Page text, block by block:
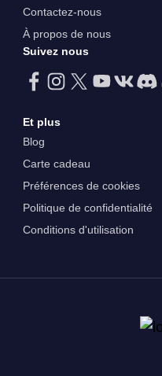
Contactez-nous
À propos de nous
Suivez nous
Et plus
Blog
Carte cadeau
Préférences de cookies
Politique de confidentialité
Conditions d'utilisation